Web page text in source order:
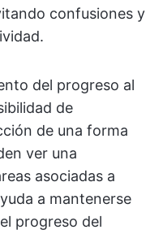
confusiones y
del progreso al
de
de una forma
ver una
asociadas a
a mantenerse
progreso del